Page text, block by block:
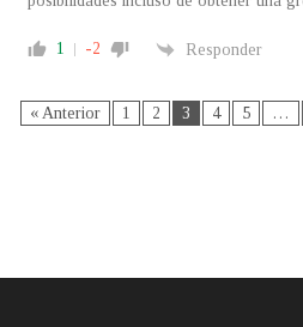
1 -2 Responder
« Anterior 1 2 3 4 5 …